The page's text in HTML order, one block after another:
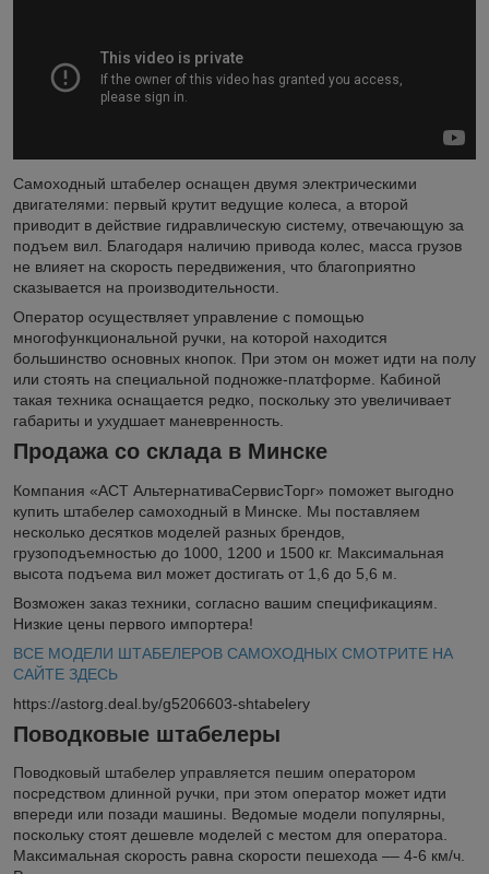
Самоходный штабелер оснащен двумя электрическими
двигателями: первый крутит ведущие колеса, а второй
приводит в действие гидравлическую систему, отвечающую за
подъем вил. Благодаря наличию привода колес, масса грузов
не влияет на скорость передвижения, что благоприятно
сказывается на производительности.
Оператор осуществляет управление с помощью
многофункциональной ручки, на которой находится
большинство основных кнопок. При этом он может идти на полу
или стоять на специальной подножке-платформе. Кабиной
такая техника оснащается редко, поскольку это увеличивает
габариты и ухудшает маневренность.
Продажа со склада в Минске
Компания «АСТ АльтернативаСервисТорг» поможет выгодно
купить штабелер самоходный в Минске. Мы поставляем
несколько десятков моделей разных брендов,
грузоподъемностью до 1000, 1200 и 1500 кг. Максимальная
высота подъема вил может достигать от 1,6 до 5,6 м.
Возможен заказ техники, согласно вашим спецификациям.
Низкие цены первого импортера!
ВСЕ МОДЕЛИ ШТАБЕЛЕРОВ САМОХОДНЫХ СМОТРИТЕ НА
САЙТЕ ЗДЕСЬ
https://astorg.deal.by/g5206603-shtabelery
Поводковые штабелеры
Поводковый штабелер управляется пешим оператором
посредством длинной ручки, при этом оператор может идти
впереди или позади машины. Ведомые модели популярны,
поскольку стоят дешевле моделей с местом для оператора.
Максимальная скорость равна скорости пешехода –– 4-6 км/ч.